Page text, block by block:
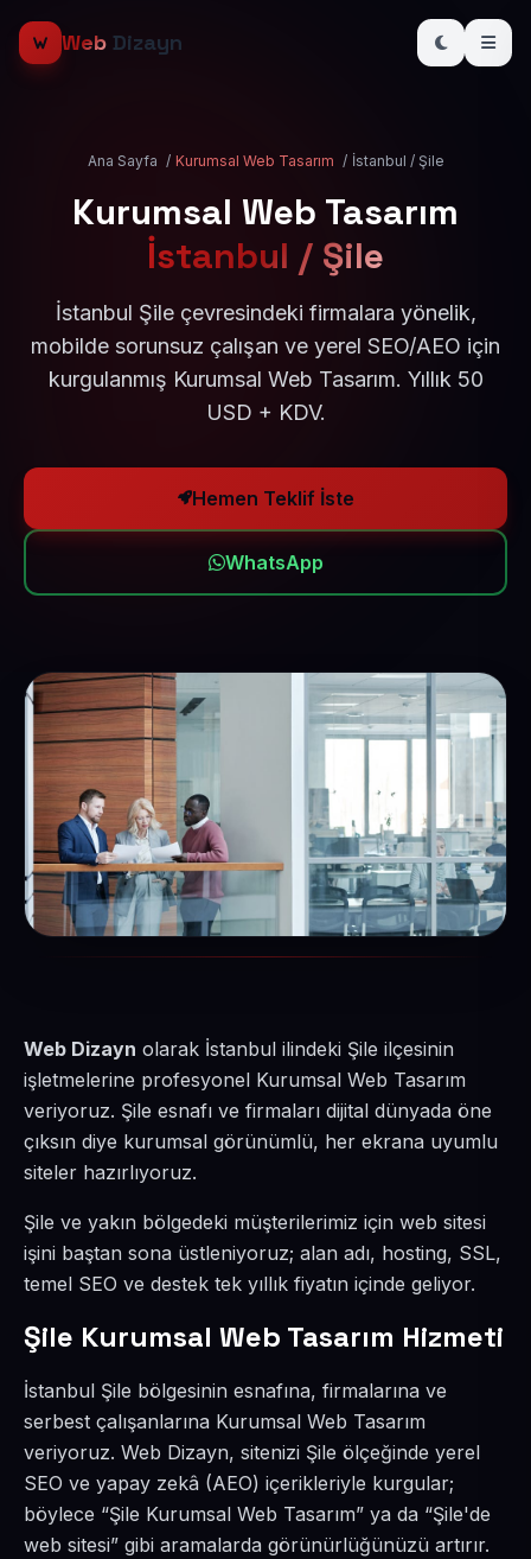
Web Dizayn
Ana Sayfa / Kurumsal Web Tasarım / İstanbul / Şile
Kurumsal Web Tasarım
İstanbul / Şile
İstanbul Şile çevresindeki firmalara yönelik,
mobilde sorunsuz çalışan ve yerel SEO/AEO için
kurgulanmış Kurumsal Web Tasarım. Yıllık 50
USD + KDV.
Hemen Teklif İste
WhatsApp
Web Dizayn olarak İstanbul ilindeki Şile ilçesinin
işletmelerine profesyonel Kurumsal Web Tasarım
veriyoruz. Şile esnafı ve firmaları dijital dünyada öne
çıksın diye kurumsal görünümlü, her ekrana uyumlu
siteler hazırlıyoruz.
Şile ve yakın bölgedeki müşterilerimiz için web sitesi
işini baştan sona üstleniyoruz; alan adı, hosting, SSL,
temel SEO ve destek tek yıllık fiyatın içinde geliyor.
Şile Kurumsal Web Tasarım Hizmeti
İstanbul Şile bölgesinin esnafına, firmalarına ve
serbest çalışanlarına Kurumsal Web Tasarım
veriyoruz. Web Dizayn, sitenizi Şile ölçeğinde yerel
SEO ve yapay zekâ (AEO) içerikleriyle kurgular;
böylece “Şile Kurumsal Web Tasarım” ya da “Şile'de
web sitesi” gibi aramalarda görünürlüğünüzü artırır.